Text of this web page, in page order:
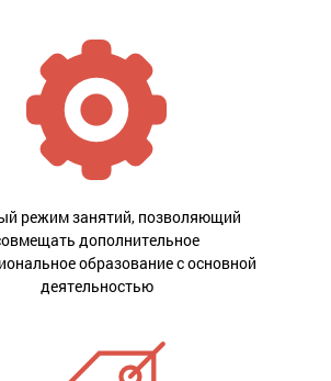
режим занятий, позволяющий
дополнительное
образование с основной
деятельностью